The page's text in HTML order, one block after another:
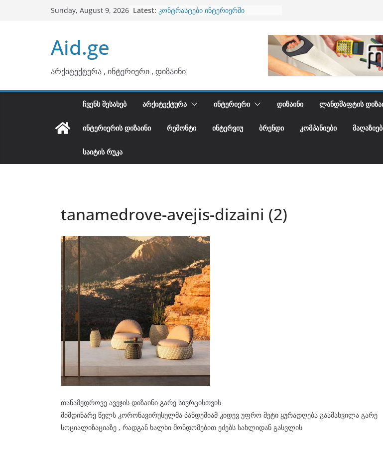
Sunday, August 9, 2026 Latest: კონტრასტები ინტერიერში
Aid.ge
არქიტექტურა , ინტერიერი , დიზაინი
ᲩᲕᲔᲜᲡ ᲨᲔᲡᲐᲮᲔᲑ ᲐᲠᲥᲘᲢᲔᲥᲢᲣᲠᲐ ᲘᲜᲢᲔᲠᲘᲔᲠᲘ ᲓᲘᲖᲐᲘᲜᲘ ᲚᲐᲜᲓᲨᲐᲤᲢᲘᲡ
ᲘᲜᲢᲔᲠᲘᲔᲠᲘᲡ ᲓᲘᲖᲐᲘᲜᲘ ᲠᲔᲛᲝᲜᲢᲘ ᲘᲜᲢᲔᲠᲕᲘᲣ ᲑᲠᲔᲜᲓᲘ ᲙᲝᲛᲞᲐᲜᲘᲔᲑᲘ
ᲡᲐᲘᲢᲘᲡ ᲠᲣᲙᲐ
tanamedrove-avejis-dizaini (2)
თანამედროვე ავეჯის დიზაინი გარე სივრცისთვის
მიმდინარე წელს კორონავირუსულმა პანდემიამ კიდევ უფრო მეტი ყურადღება გაამახვილა გარე
სოციალიზაციაზე , რადგან ხალხი მონდომებით ეძებს სახლიდან გასვლის